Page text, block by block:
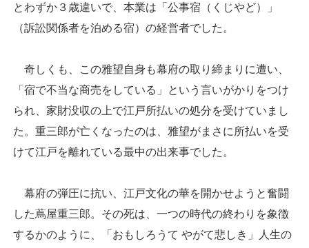
とわずか３歳違いで、本業は「公事宿（くじやど）」
（訴訟関係者を泊める宿）の経営者でした。
奇しくも、この雅望自身も幕府の取り締まりに遭い、
「宿で不当な商売をしている」という言いがかりをつけ
られ、家財没収の上で江戸所払いの処分を受けていまし
た。重三郎が亡くなったのは、雅望がまさに所払いを受
けて江戸を離れている最中の出来事でした。
幕府の弾圧に抗い、江戸文化の華を開かせようと奮闘
した蔦屋重三郎。その死は、一つの時代の終わりを象徴
するかのように、「おもしろうて やがて悲しき」人生の